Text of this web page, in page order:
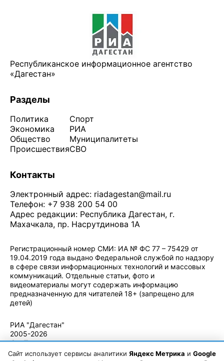
Республиканское информационное агентство
«Дагестан»
Разделы
Политика
Экономика
Общество
Происшествия
Спорт
РИА
Муниципалитеты
СВО
Контакты
Электронный адрес: riadagestan@mail.ru
Телефон: +7 938 200 54 00
Адрес редакции: Республика Дагестан, г.
Махачкала, пр. Насрутдинова 1А
Регистрационный номер СМИ: ИА № ФС 77 – 75429 от
19.04.2019 года выдано Федеральной службой по надзору
в сфере связи информационных технологий и массовых
коммуникаций. Отдельные статьи, фото и
видеоматериалы могут содержать информацию
предназначенную для читателей 18+ (запрещено для
детей)
РИА "Дагестан"
2005-2026
© - Правила
использования
Сайт использует сервисы аналитики Яндекс Метрика и Google